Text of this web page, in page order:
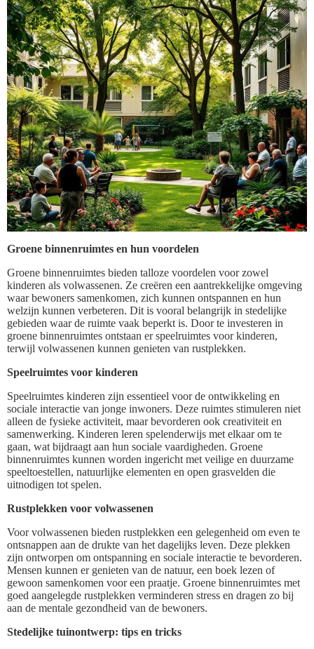
Groene binnenruimtes en hun voordelen
Groene binnenruimtes bieden talloze voordelen voor zowel
kinderen als volwassenen. Ze creëren een aantrekkelijke omgeving
waar bewoners samenkomen, zich kunnen ontspannen en hun
welzijn kunnen verbeteren. Dit is vooral belangrijk in stedelijke
gebieden waar de ruimte vaak beperkt is. Door te investeren in
groene binnenruimtes ontstaan er speelruimtes voor kinderen,
terwijl volwassenen kunnen genieten van rustplekken.
Speelruimtes voor kinderen
Speelruimtes kinderen zijn essentieel voor de ontwikkeling en
sociale interactie van jonge inwoners. Deze ruimtes stimuleren niet
alleen de fysieke activiteit, maar bevorderen ook creativiteit en
samenwerking. Kinderen leren spelenderwijs met elkaar om te
gaan, wat bijdraagt aan hun sociale vaardigheden. Groene
binnenruimtes kunnen worden ingericht met veilige en duurzame
speeltoestellen, natuurlijke elementen en open grasvelden die
uitnodigen tot spelen.
Rustplekken voor volwassenen
Voor volwassenen bieden rustplekken een gelegenheid om even te
ontsnappen aan de drukte van het dagelijks leven. Deze plekken
zijn ontworpen om ontspanning en sociale interactie te bevorderen.
Mensen kunnen er genieten van de natuur, een boek lezen of
gewoon samenkomen voor een praatje. Groene binnenruimtes met
goed aangelegde rustplekken verminderen stress en dragen zo bij
aan de mentale gezondheid van de bewoners.
Stedelijke tuinontwerp: tips en tricks